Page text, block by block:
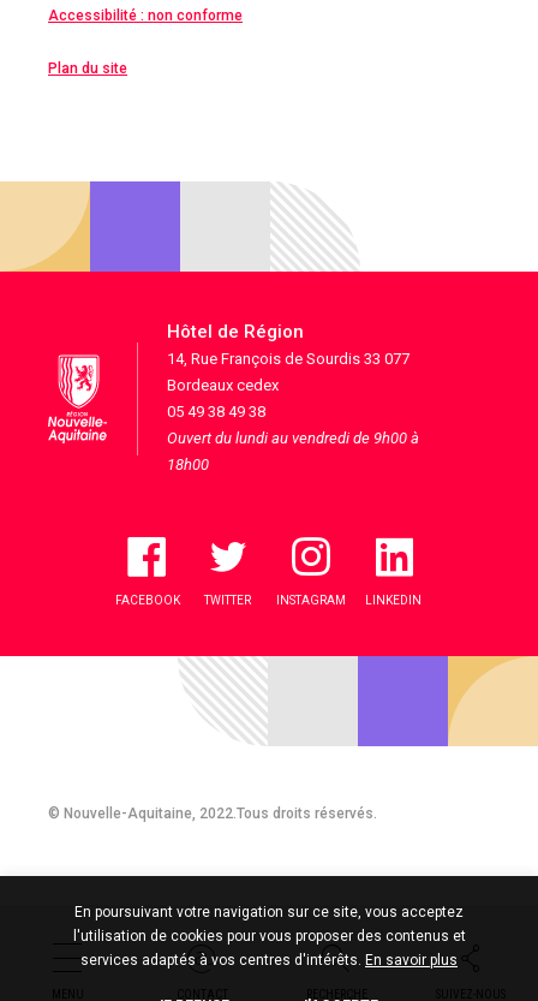
Accessibilité : non conforme
Plan du site
Hôtel de Région
14, Rue François de Sourdis 33 077
Bordeaux cedex
05 49 38 49 38
Ouvert du lundi au vendredi de 9h00 à
18h00
FACEBOOK TWITTER INSTAGRAM LINKEDIN
© Nouvelle-Aquitaine, 2022.Tous droits réservés.
En poursuivant votre navigation sur ce site, vous acceptez
l'utilisation de cookies pour vous proposer des contenus et
services adaptés à vos centres d'intérêts. En savoir plus